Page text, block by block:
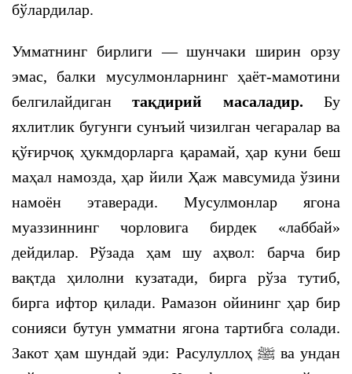
бўлардилар.
Умматнинг бирлиги — шунчаки ширин орзу
эмас, балки мусулмонларнинг ҳаёт-мамотини
белгилайдигантақдирий масаладир. Бу
яхлитлик бугунги сунъий чизилган чегаралар ва
қўғирчоқ ҳукмдорларга қарамай, ҳар куни беш
маҳал намозда, ҳар йили Ҳаж мавсумида ўзини
намоён этаверади. Мусулмонлар ягона
муаззиннинг чорловига бирдек «лаббай»
дейдилар. Рўзада ҳам шу аҳвол: барча бир
вақтда ҳилолни кузатади, бирга рўза тутиб,
бирга ифтор қилади. Рамазон ойининг ҳар бир
сонияси бутун умматни ягона тартибга солади.
Закот ҳам шундай эди: Расулуллоҳ ﷺва ундан